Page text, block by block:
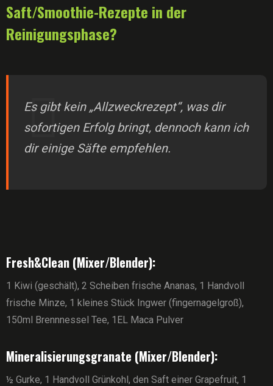
Saft/Smoothie-Rezepte in der
Reinigungsphase?
Es gibt kein „Allzweckrezept“, was dir
sofortigen Erfolg bringt, dennoch kann ich
dir einige Säfte empfehlen.
Fresh&Clean (Mixer/Blender):
1 Kiwi (geschält), 2 Scheiben frische Ananas, 1 Handvoll
frische Minze, 1 kleines Stück Ingwer (fingernagelgroß),
150ml Brennnessel Tee, 1EL Maca Pulver
Mineralisierungsgranate (Mixer/Blender):
½ Gurke, 1 Handvoll Grünkohl, den Saft einer Grapefruit, 1